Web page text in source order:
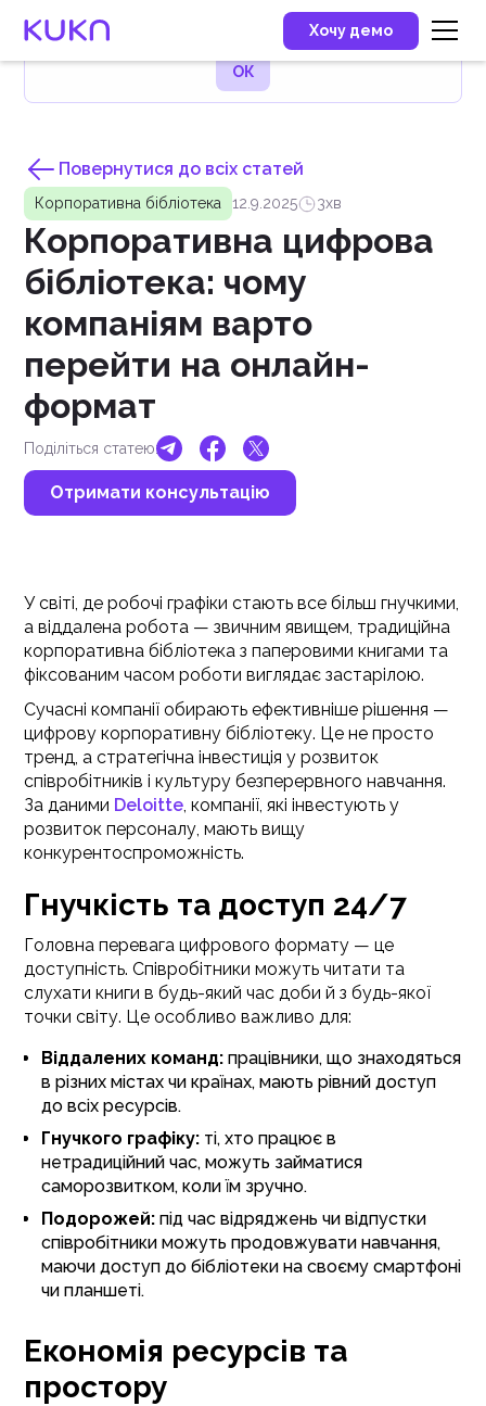
Користуючись цим вебсайтом, ви погоджуєтесь на
використання нами файлів cookie
ОК
Хочу демо
Повернутися до всіх статей
Корпоративна бібліотека 12.9.2025 3хв
Корпоративна цифрова
бібліотека: чому
компаніям варто
перейти на онлайн-
формат
Поділіться статею:
Отримати консультацію
У світі, де робочі графіки стають все більш гнучкими,
а віддалена робота — звичним явищем, традиційна
корпоративна бібліотека з паперовими книгами та
фіксованим часом роботи виглядає застарілою.
Сучасні компанії обирають ефективніше рішення —
цифрову корпоративну бібліотеку. Це не просто
тренд, а стратегічна інвестиція у розвиток
співробітників і культуру безперервного навчання.
За даними Deloitte, компанії, які інвестують у
розвиток персоналу, мають вищу
конкурентоспроможність.
Гнучкість та доступ 24/7
Головна перевага цифрового формату — це
доступність. Співробітники можуть читати та
слухати книги в будь-який час доби й з будь-якої
точки світу. Це особливо важливо для:
Віддалених команд: працівники, що знаходяться
в різних містах чи країнах, мають рівний доступ
до всіх ресурсів.
Гнучкого графіку: ті, хто працює в
нетрадиційний час, можуть займатися
саморозвитком, коли їм зручно.
Подорожей: під час відряджень чи відпустки
співробітники можуть продовжувати навчання,
маючи доступ до бібліотеки на своєму смартфоні
чи планшеті.
Економія ресурсів та
простору